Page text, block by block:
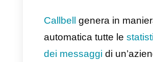
chiare e
Automatizzare